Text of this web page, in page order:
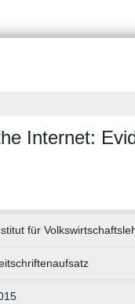
Internet:
für